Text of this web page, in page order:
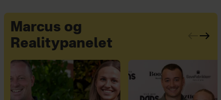
Marcus og
Realitypanelet